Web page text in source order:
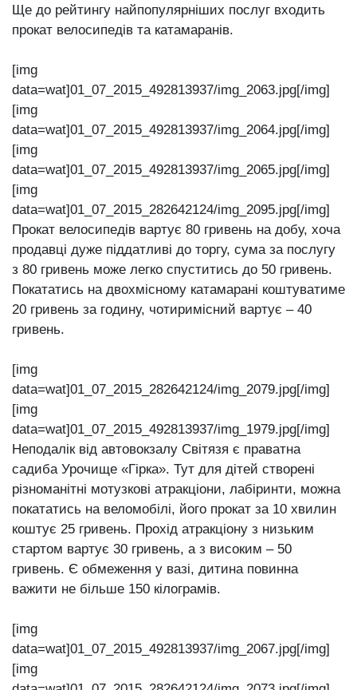
Ще до рейтингу найпопулярніших послуг входить
прокат велосипедів та катамаранів.
[img
data=wat]01_07_2015_492813937/img_2063.jpg[/img]
[img
data=wat]01_07_2015_492813937/img_2064.jpg[/img]
[img
data=wat]01_07_2015_492813937/img_2065.jpg[/img]
[img
data=wat]01_07_2015_282642124/img_2095.jpg[/img]
Прокат велосипедів вартує 80 гривень на добу, хоча
продавці дуже піддатливі до торгу, сума за послугу
з 80 гривень може легко спуститись до 50 гривень.
Покататись на двохмісному катамарані коштуватиме
20 гривень за годину, чотиримісний вартує – 40
гривень.
[img
data=wat]01_07_2015_282642124/img_2079.jpg[/img]
[img
data=wat]01_07_2015_492813937/img_1979.jpg[/img]
Неподалік від автовокзалу Світязя є праватна
садиба Урочище «Гірка». Тут для дітей створені
різноманітні мотузкові атракціони, лабіринти, можна
покататись на веломобілі, його прокат за 10 хвилин
коштує 25 гривень. Прохід атракціону з низьким
стартом вартує 30 гривень, а з високим – 50
гривень. Є обмеження у вазі, дитина повинна
важити не більше 150 кілограмів.
[img
data=wat]01_07_2015_492813937/img_2067.jpg[/img]
[img